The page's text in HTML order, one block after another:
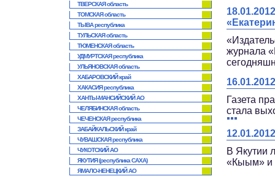
ТВЕРСКАЯ область
ТОМСКАЯ область
ТЫВА республика
ТУЛЬСКАЯ область
ТЮМЕНСКАЯ область
УДМУРТСКАЯ республика
УЛЬЯНОВСКАЯ область
ХАБАРОВСКИЙ край
ХАКАСИЯ республика
ХАНТЫ-МАНСИЙСКИЙ АО
ЧЕЛЯБИНСКАЯ область
ЧЕЧЕНСКАЯ республика
ЗАБАЙКАЛЬСКИЙ край
ЧУВАШСКАЯ республика
ЧУКОТСКИЙ АО
ЯКУТИЯ (республика САХА)
ЯМАЛО-НЕНЕЦКИЙ АО
журнала
Газета
стала
В Якутии
«Кыым» и